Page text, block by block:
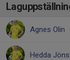
Agnes Olin
Hedda